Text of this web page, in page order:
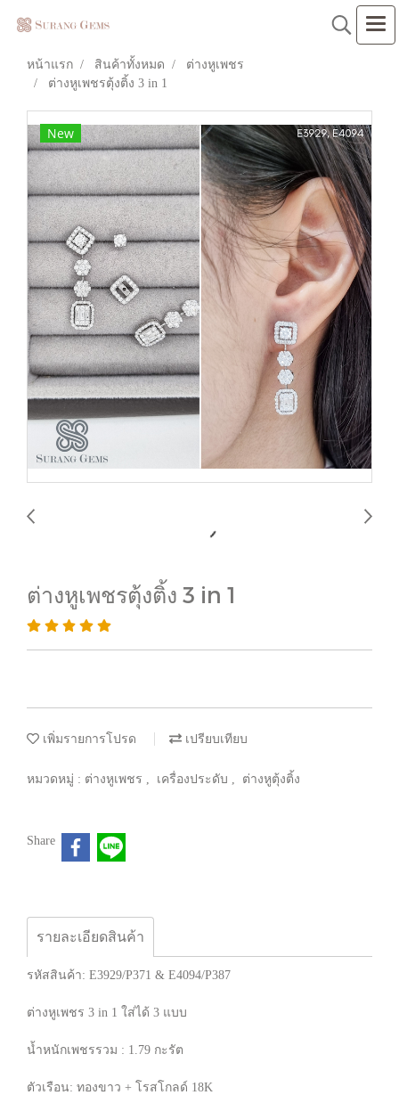
หน้าแรก สินค้าทั้งหมด
ต่างหูเพชร
ต่างหูเพชรตุ้งติ้ง 3 in 1
New
ต่างหูเพชรตุ้งติ้ง 3 in 1
เพิ่มรายการโปรด เปรียบเทียบ
หมวดหมู่ : ต่างหูเพชร , เครื่องประดับ , ต่างหูตุ้งติ้ง
Share
รายละเอียดสินค้า
รหัสสินค้า: E3929/P371 & E4094/P387
ต่างหูเพชร 3 in 1 ใส่ได้ 3 แบบ
น้ำหนักเพชรรวม : 1.79 กะรัต
ตัวเรือน: ทองขาว + โรสโกลด์ 18K